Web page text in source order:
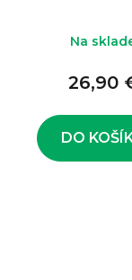
Na
26,90
DO